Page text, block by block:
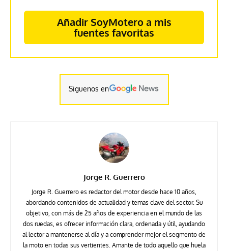
Añadir SoyMotero a mis
fuentes favoritas
Siguenos en
Jorge R. Guerrero
Jorge R. Guerrero es redactor del motor desde hace 10 años,
abordando contenidos de actualidad y temas clave del sector. Su
objetivo, con más de 25 años de experiencia en el mundo de las
dos ruedas, es ofrecer información clara, ordenada y útil, ayudando
al lector a mantenerse al día y a comprender mejor el segmento de
la moto en todas sus vertientes. Amante de todo aquello que huela